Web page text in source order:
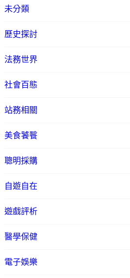
未分類
歷史探討
法務世界
社會百態
站務相關
美食饕餮
聰明採購
自遊自在
遊戲評析
醫學保健
電子娛樂